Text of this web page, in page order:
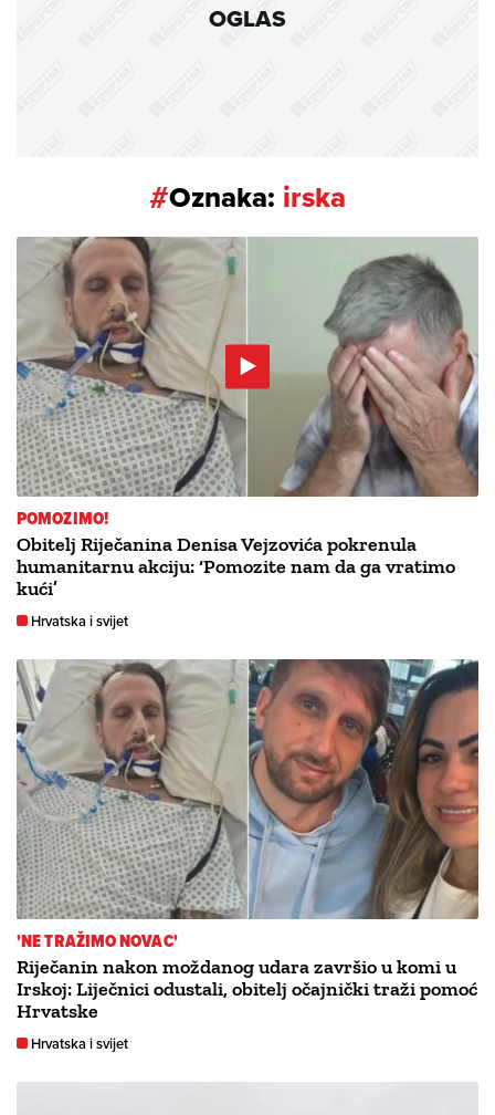
OGLAS
#Oznaka: irska
POMOZIMO!
Obitelj Riječanina Denisa Vejzovića pokrenula
humanitarnu akciju: ‘Pomozite nam da ga vratimo
kući’
Hrvatska i svijet
'NE TRAŽIMO NOVAC'
Riječanin nakon moždanog udara završio u komi u
Irskoj: Liječnici odustali, obitelj očajnički traži pomoć
Hrvatske
Hrvatska i svijet